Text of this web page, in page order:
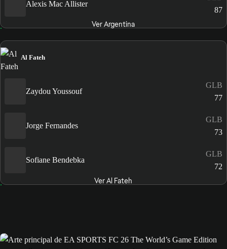
Alexis Mac Allister
87
Ver Argentina
Al Fateh
Zaydou Youssouf
GLB
77
Jorge Fernandes
GLB
73
Sofiane Bendebka
GLB
72
Ver Al Fateh